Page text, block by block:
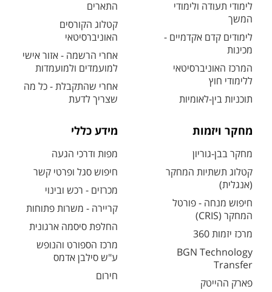
לימודי תעודה ולימודי
המשך
לימודים קדם אקדמיים -
מכינות
המרכז האוניברסיטאי
ללימודי חוץ
תוכניות בין-לאומיות
התארים
קטלוג הקורסים
האוניברסיטאי
אחרי הרשמה - אזור אישי
למועמדים ולמועמדות
אחרי שהתקבלת - כל מה
שצריך לדעת
מחקר ויזמות
מחקר בבן-גוריון
קטלוג תשתיות המחקר
(אנגלית)
חיפוש מנחה - פורטל
המחקר (CRIS)
מרכז יזמות 360
BGN Technology
Transfer
פארק ההייטק
מידע כללי
מפות ודרכי הגעה
חיפוש סגל ופרטי קשר
מכרזים - רכש ובינוי
קריירה - משרות פתוחות
החלפת סיסמה ארגונית
מרכז הספורט והנופש
ע"ש סילבן אדמס
חירום